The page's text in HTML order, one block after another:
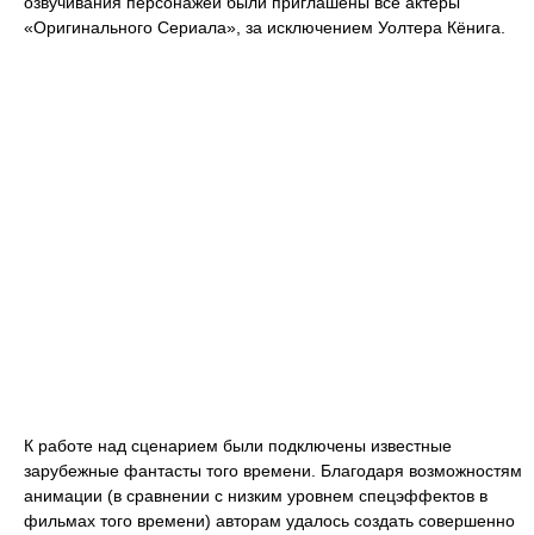
«Оригинального Сериала», за исключением Уолтера Кёнига.
К работе над сценарием были подключены известные
зарубежные фантасты того времени. Благодаря возможностям
анимации (в сравнении с низким уровнем спецэффектов в
фильмах того времени) авторам удалось создать совершенно